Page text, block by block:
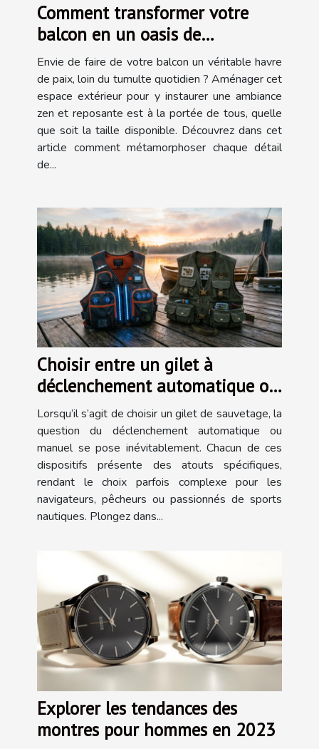
Comment transformer votre
balcon en un oasis de
tranquillité?
Envie de faire de votre balcon un véritable havre
de paix, loin du tumulte quotidien ? Aménager cet
espace extérieur pour y instaurer une ambiance
zen et reposante est à la portée de tous, quelle
que soit la taille disponible. Découvrez dans cet
article comment métamorphoser chaque détail
de...
Choisir entre un gilet à
déclenchement automatique ou
manuel
Lorsqu’il s’agit de choisir un gilet de sauvetage, la
question du déclenchement automatique ou
manuel se pose inévitablement. Chacun de ces
dispositifs présente des atouts spécifiques,
rendant le choix parfois complexe pour les
navigateurs, pêcheurs ou passionnés de sports
nautiques. Plongez dans...
Explorer les tendances des
montres pour hommes en 2023